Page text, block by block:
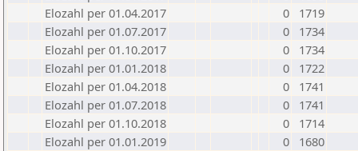
Elozahl per 01.04.2017
0
1719
Elozahl per 01.07.2017
0
1734
Elozahl per 01.10.2017
0
1734
Elozahl per 01.01.2018
0
1722
Elozahl per 01.04.2018
0
1741
Elozahl per 01.07.2018
0
1741
Elozahl per 01.10.2018
0
1714
Elozahl per 01.01.2019
0
1680